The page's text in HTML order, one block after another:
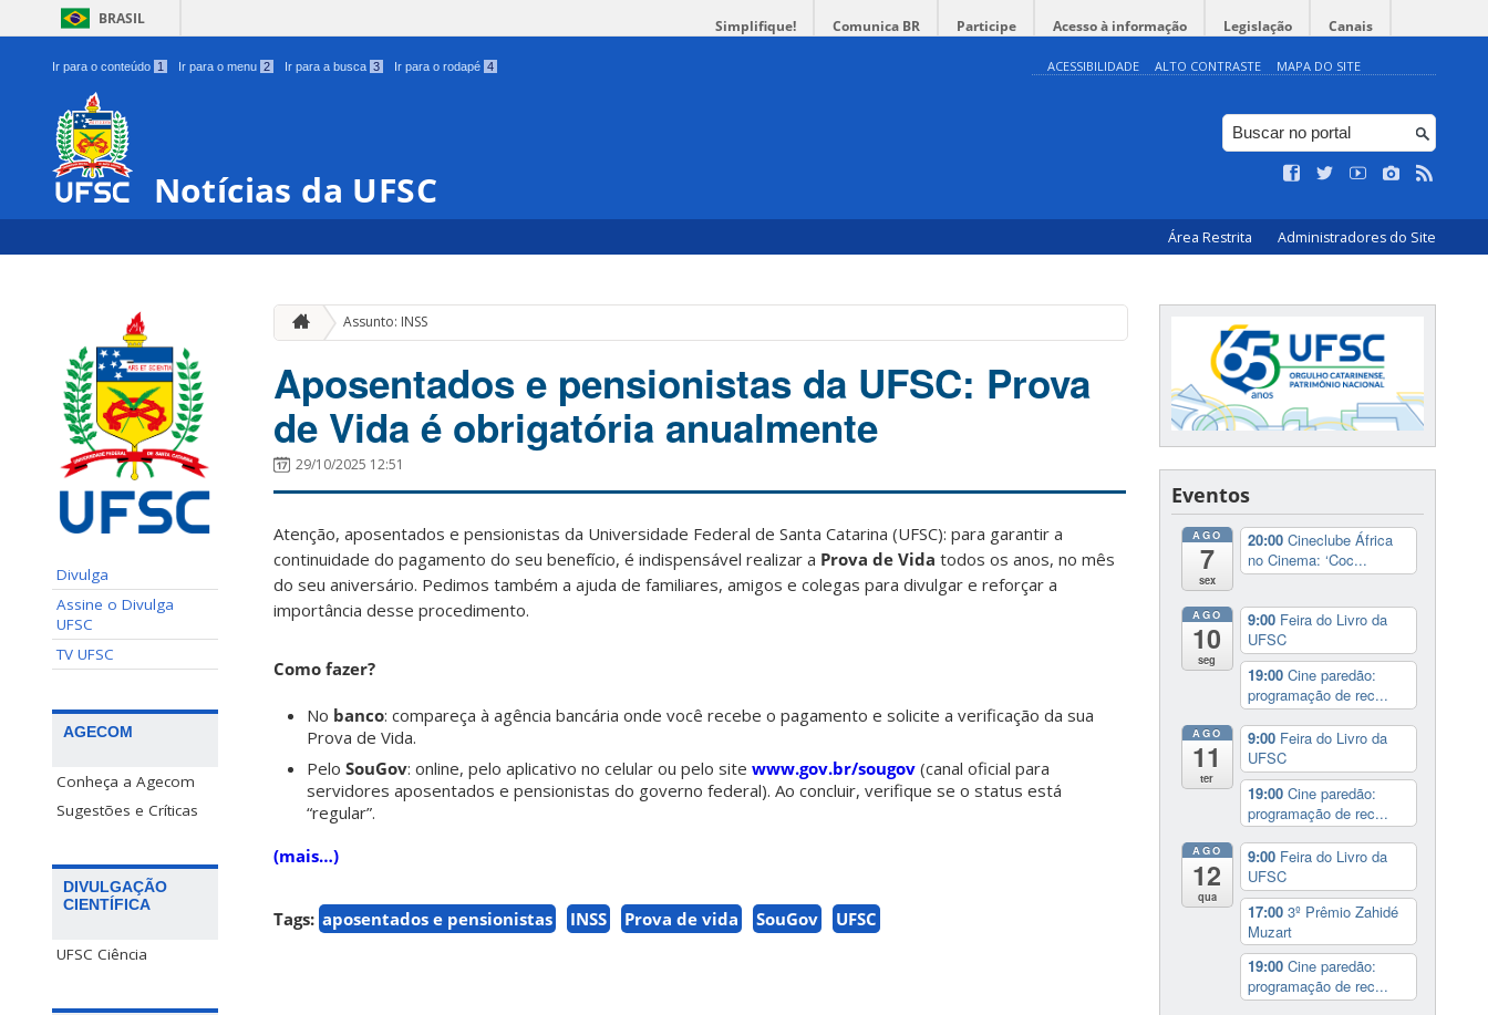
BRASIL Simplifique! Comunica BR Participe Acesso à informação Legislação Canais
Ir para o conteúdo 1 Ir para o menu 2 Ir para a busca 3 Ir para o rodapé 4 ACESSIBILIDADE ALTO CONTRASTE MAPA DO SITE
Notícias da UFSC
Área Restrita Administradores do Site
Divulga
Assine o Divulga
UFSC
TV UFSC
AGECOM
Conheça a Agecom
Sugestões e Críticas
DIVULGAÇÃO
CIENTÍFICA
UFSC Ciência
Assunto: INSS
Aposentados e pensionistas da UFSC: Prova
de Vida é obrigatória anualmente
29/10/2025 12:51
Atenção, aposentados e pensionistas da Universidade Federal de Santa Catarina (UFSC): para garantir a
continuidade do pagamento do seu benefício, é indispensável realizar a Prova de Vida todos os anos, no mês
do seu aniversário. Pedimos também a ajuda de familiares, amigos e colegas para divulgar e reforçar a
importância desse procedimento.
Como fazer?
No banco: compareça à agência bancária onde você recebe o pagamento e solicite a verificação da sua
Prova de Vida.
Pelo SouGov: online, pelo aplicativo no celular ou pelo site www.gov.br/sougov (canal oficial para
servidores aposentados e pensionistas do governo federal). Ao concluir, verifique se o status está
“regular”.
(mais…)
Tags: aposentados e pensionistas INSS Prova de vida SouGov UFSC
Eventos
AGO
7
sex
20:00 Cineclube África
no Cinema: ‘Coc...
AGO
10
seg
9:00 Feira do Livro da
UFSC
19:00 Cine paredão:
programação de rec...
AGO
11
ter
9:00 Feira do Livro da
UFSC
19:00 Cine paredão:
programação de rec...
AGO
12
qua
9:00 Feira do Livro da
UFSC
17:00 3º Prêmio Zahidé
Muzart
19:00 Cine paredão:
programação de rec...